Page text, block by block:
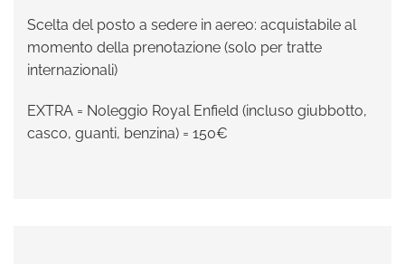
Scelta del posto a sedere in aereo: acquistabile al
momento della prenotazione (solo per tratte
internazionali)
EXTRA = Noleggio Royal Enfield (incluso giubbotto,
casco, guanti, benzina) = 150€